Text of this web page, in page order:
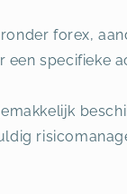
forex,
specifieke